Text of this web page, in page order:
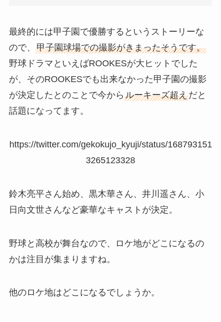
最終的には甲子園で優勝するというストーリーな
ので、 甲子園球場での撮影がきまったそうです。
野球ドラマといえばROOKESが大ヒットでした
が、そのROOKESでも出来なかった甲子園の撮影
が決定したとのことで今から ルーキーズ超えだと
話題になってます。
https://twitter.com/gekokujo_kyuji/status/168793151
3265123328
鈴木亮平さん始め、黒木華さん、井川遥さん、小
日向文世さんなど豪華なキャストが決定。
野球と高校が舞台なので、ロケ地がどこになるの
かは注目が集まりますね。
他のロケ地はどこになるでしょうか。